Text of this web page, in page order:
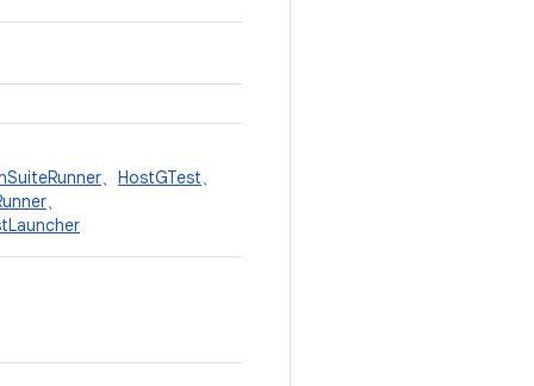
、 HostGTest、
、